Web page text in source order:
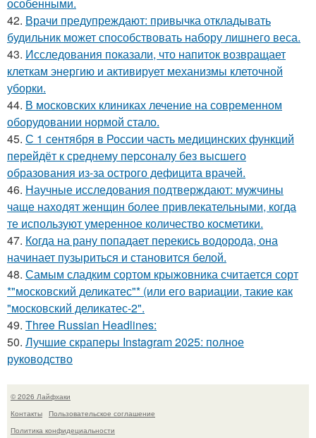
42. Врачи предупреждают: привычка откладывать
будильник может способствовать набору лишнего веса.
43. Исследования показали, что напиток возвращает
клеткам энергию и активирует механизмы клеточной
уборки.
44. В московских клиниках лечение на современном
оборудовании нормой стало.
45. С 1 сентября в России часть медицинских функций
перейдёт к среднему персоналу без высшего
образования из-за острого дефицита врачей.
46. Научные исследования подтверждают: мужчины
чаще находят женщин более привлекательными, когда
те используют умеренное количество косметики.
47. Когда на рану попадает перекись водорода, она
начинает пузыриться и становится белой.
48. Самым сладким сортом крыжовника считается сорт
*"московский деликатес"* (или его вариации, такие как
"московский деликатес-2".
49. Three Russian Headlines:
50. Лучшие скраперы Instagram 2025: полное
руководство
© 2026 Лайфхаки
Контакты
Пользовательское соглашение
Политика конфидециальности